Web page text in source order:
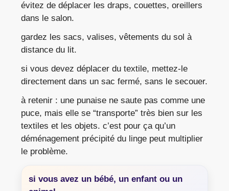
évitez de déplacer les draps, couettes, oreillers
dans le salon.
gardez les sacs, valises, vêtements du sol à
distance du lit.
si vous devez déplacer du textile, mettez-le
directement dans un sac fermé, sans le secouer.
à retenir : une punaise ne saute pas comme une
puce, mais elle se “transporte” très bien sur les
textiles et les objets. c’est pour ça qu’un
déménagement précipité du linge peut multiplier
le problème.
si vous avez un bébé, un enfant ou un